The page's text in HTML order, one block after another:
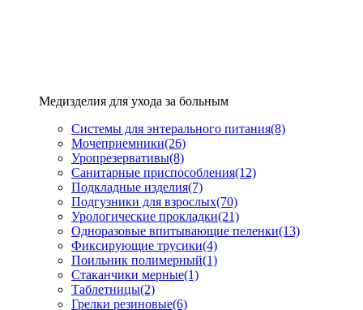
Медизделия для ухода за больным
Системы для энтерального питания(8)
Мочеприемники(26)
Уропрезервативы(8)
Санитарные приспособления(12)
Подкладные изделия(7)
Подгузники для взрослых(70)
Урологические прокладки(21)
Одноразовые впитывающие пеленки(13)
Фиксирующие трусики(4)
Поильник полимерный(1)
Стаканчики мерные(1)
Таблетницы(2)
Грелки резиновые(6)